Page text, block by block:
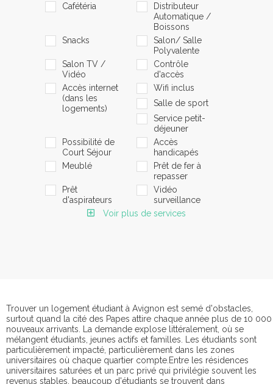
Cafétéria
Distributeur
Automatique /
Boissons
Snacks
Salon/ Salle
Polyvalente
Salon TV /
Vidéo
Contrôle
d'accès
Accès internet
(dans les
logements)
Wifi inclus
Salle de sport
Service petit-
déjeuner
Possibilité de
Court Séjour
Accès
handicapés
Meublé
Prêt de fer à
repasser
Prêt
d'aspirateurs
Vidéo
surveillance
Voir plus de services
Trouver un logement étudiant à Avignon est semé d'obstacles,
surtout quand la cité des Papes attire chaque année plus de 10 000
nouveaux arrivants. La demande explose littéralement, où se
mélangent étudiants, jeunes actifs et familles. Les étudiants sont
particulièrement impacté, particulièrement dans les zones
universitaires où chaque quartier compte.Entre les résidences
universitaires saturées et un parc privé qui privilégie souvent les
revenus stables, beaucoup d'étudiants se trouvent dans